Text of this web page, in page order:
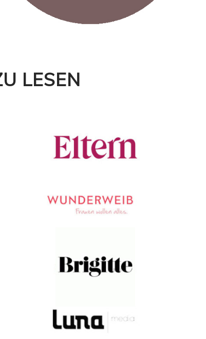
LESEN